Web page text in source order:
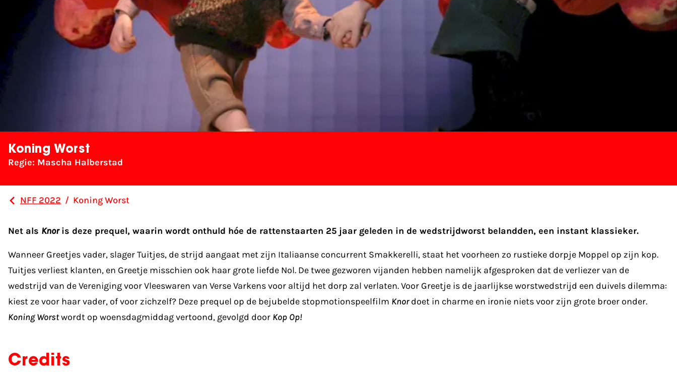
Koning Worst
Regie: Mascha Halberstad
NFF 2022 / Koning Worst
Net als Knoris deze prequel, waarin wordt onthuld hóe de rattenstaarten 25 jaar geleden in de wedstrijdworst belandden, een instant klassieker.
Wanneer Greetjes vader, slager Tuitjes, de strijd aangaat met zijn Italiaanse concurrent Smakkerelli, staat het voorheen zo rustieke dorpje Moppel op zijn kop.
Tuitjes verliest klanten, en Greetje misschien ook haar grote liefde Nol. De twee gezworen vijanden hebben namelijk afgesproken dat de verliezer van de
wedstrijd van de Vereniging voor Vleeswaren van Verse Varkens voor altijd het dorp zal verlaten. Voor Greetje is de jaarlijkse worstwedstrijd een duivels dilemma:
kiest ze voor haar vader, of voor zichzelf? Deze prequel op de bejubelde stopmotionspeelfilm Knordoet in charme en ironie niets voor zijn grote broer onder.
Koning Worstwordt op woensdagmiddag vertoond, gevolgd door Kop Op!
Credits